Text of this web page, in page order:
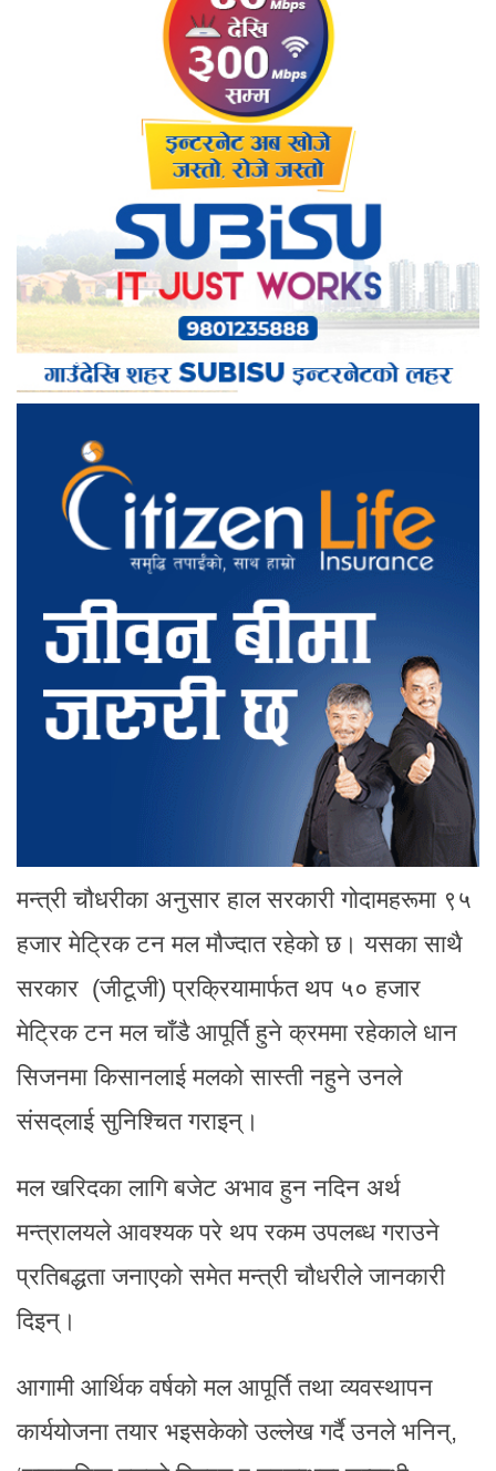
मन्त्री चौधरीका अनुसार हाल सरकारी गोदामहरूमा ९५
हजार मेट्रिक टन मल मौज्दात रहेको छ। यसका साथै
सरकार (जीटूजी) प्रक्रियामार्फत थप ५० हजार
मेट्रिक टन मल चाँडै आपूर्ति हुने क्रममा रहेकाले धान
सिजनमा किसानलाई मलको सास्ती नहुने उनले
संसद्‌लाई सुनिश्चित गराइन्।
मल खरिदका लागि बजेट अभाव हुन नदिन अर्थ
मन्त्रालयले आवश्यक परे थप रकम उपलब्ध गराउने
प्रतिबद्धता जनाएको समेत मन्त्री चौधरीले जानकारी
दिइन्।
आगामी आर्थिक वर्षको मल आपूर्ति तथा व्यवस्थापन
कार्ययोजना तयार भइसकेको उल्लेख गर्दै उनले भनिन्,